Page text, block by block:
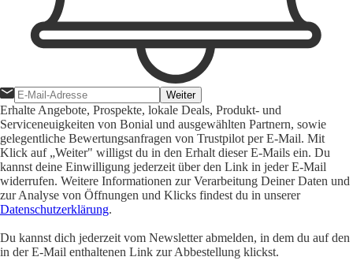
Weiter
Erhalte Angebote, Prospekte, lokale Deals, Produkt- und
Serviceneuigkeiten von Bonial und ausgewählten Partnern, sowie
gelegentliche Bewertungsanfragen von Trustpilot per E-Mail. Mit
Klick auf „Weiter" willigst du in den Erhalt dieser E-Mails ein. Du
kannst deine Einwilligung jederzeit über den Link in jeder E-Mail
widerrufen. Weitere Informationen zur Verarbeitung Deiner Daten und
zur Analyse von Öffnungen und Klicks findest du in unserer
Datenschutzerklärung.
Du kannst dich jederzeit vom Newsletter abmelden, in dem du auf den
in der E-Mail enthaltenen Link zur Abbestellung klickst.